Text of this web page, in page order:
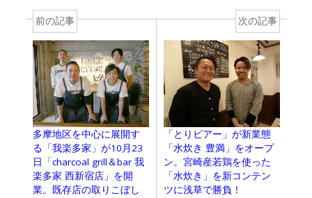
前の記事
多摩地区を中心に展開す
る「我楽多家」が10月23
日「charcoal grill＆bar 我
楽多家 西新宿店」を開
業。既存店の取りこぼし
次の記事
「とりビアー」が新業態
「水炊き 豊満」をオープ
ン。宮崎産若鶏を使った
「水炊き」を新コンテン
ツに浅草で勝負！